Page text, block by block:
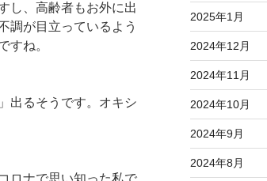
し、高齢者もお外に出
調が目立っているよう
すね。
出るそうです。オキシ
ロナで思い知った私で
2025年1月
2024年12月
2024年11月
2024年10月
2024年9月
2024年8月